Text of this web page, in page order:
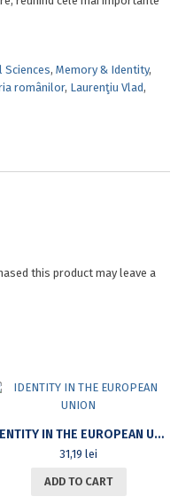
, Memory & Identity,
românilor, Laurenţiu Vlad,
this product may leave a
IDENTITY IN THE EUROPEAN UNION
31,19lei
ADD TO CART